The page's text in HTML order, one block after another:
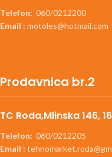
Telefon: 060/0212200
Email : motoles@hotmail.com
Prodavnica br.2
TC Roda,Mlinska 146,
Telefon: 060/0212205
Email :